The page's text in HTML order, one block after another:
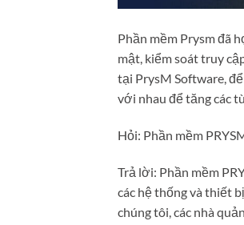
Phần mềm Prysm đã
mật, kiểm soát truy
tại PrysM Software,
với nhau để tăng các
Hỏi: Phần mềm
Trả lời: Phần mềm
các hệ thống và thiết
chúng tôi, các nhà